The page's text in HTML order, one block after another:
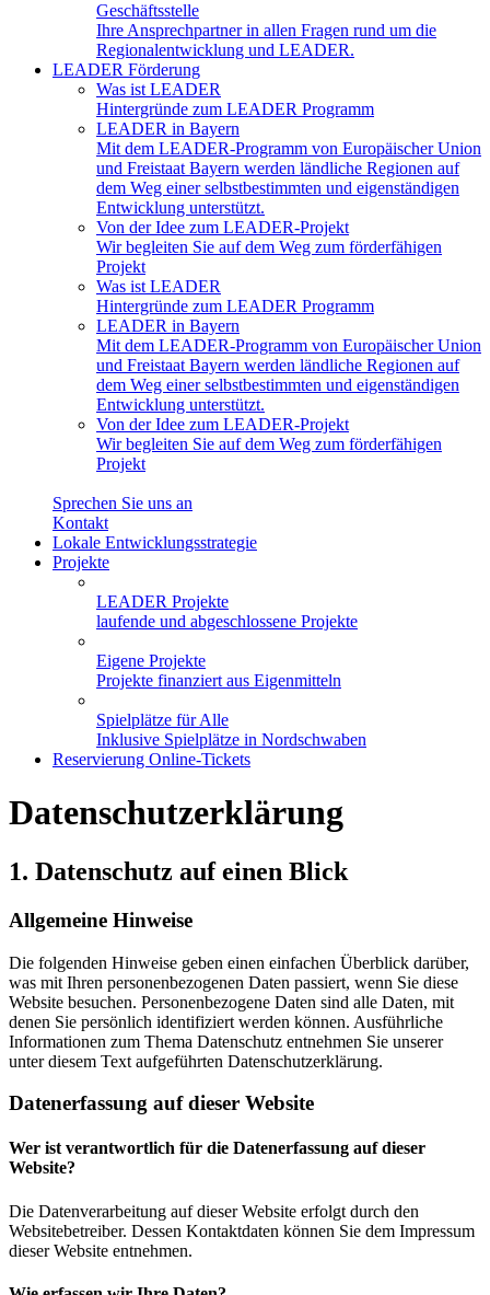
Geschäftsstelle
Ihre Ansprechpartner in allen Fragen rund um die
Regionalentwicklung und LEADER.
LEADER Förderung
Was ist LEADER
Hintergründe zum LEADER Programm
LEADER in Bayern
Mit dem LEADER-Programm von Europäischer Union
und Freistaat Bayern werden ländliche Regionen auf
dem Weg einer selbstbestimmten und eigenständigen
Entwicklung unterstützt.
Von der Idee zum LEADER-Projekt
Wir begleiten Sie auf dem Weg zum förderfähigen
Projekt
Was ist LEADER
Hintergründe zum LEADER Programm
LEADER in Bayern
Mit dem LEADER-Programm von Europäischer Union
und Freistaat Bayern werden ländliche Regionen auf
dem Weg einer selbstbestimmten und eigenständigen
Entwicklung unterstützt.
Von der Idee zum LEADER-Projekt
Wir begleiten Sie auf dem Weg zum förderfähigen
Projekt
Sprechen Sie uns an
Kontakt
Lokale Entwicklungsstrategie
Projekte
LEADER Projekte
laufende und abgeschlossene Projekte
Eigene Projekte
Projekte finanziert aus Eigenmitteln
Spielplätze für Alle
Inklusive Spielplätze in Nordschwaben
Reservierung Online-Tickets
Datenschutz­erklärung
1. Datenschutz auf einen Blick
Allgemeine Hinweise
Die folgenden Hinweise geben einen einfachen Überblick darüber,
was mit Ihren personenbezogenen Daten passiert, wenn Sie diese
Website besuchen. Personenbezogene Daten sind alle Daten, mit
denen Sie persönlich identifiziert werden können. Ausführliche
Informationen zum Thema Datenschutz entnehmen Sie unserer
unter diesem Text aufgeführten Datenschutzerklärung.
Datenerfassung auf dieser Website
Wer ist verantwortlich für die Datenerfassung auf dieser
Website?
Die Datenverarbeitung auf dieser Website erfolgt durch den
Websitebetreiber. Dessen Kontaktdaten können Sie dem Impressum
dieser Website entnehmen.